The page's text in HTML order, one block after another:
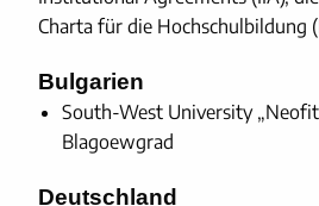
Charta für die Hochschulbildung
Bulgarien
South-West University „Neofit
Blagoewgrad
Deutschland